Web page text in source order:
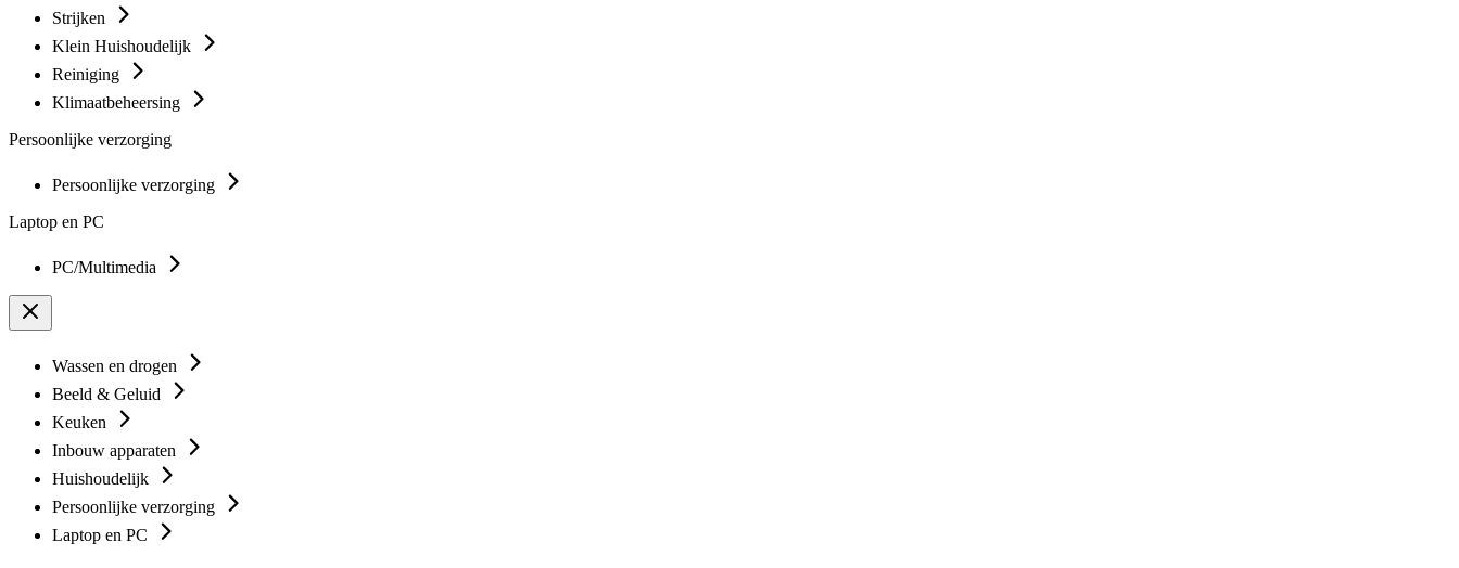
Strijken
Klein Huishoudelijk
Reiniging
Klimaatbeheersing
Persoonlijke verzorging
Persoonlijke verzorging
Laptop en PC
PC/Multimedia
Wassen en drogen
Beeld & Geluid
Keuken
Inbouw apparaten
Huishoudelijk
Persoonlijke verzorging
Laptop en PC